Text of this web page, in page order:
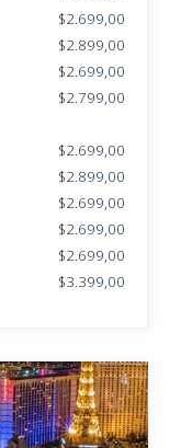
$2.699,00
$2.899,00
$2.699,00
$2.799,00
$2.699,00
$2.899,00
$2.699,00
$2.699,00
$2.699,00
$3.399,00